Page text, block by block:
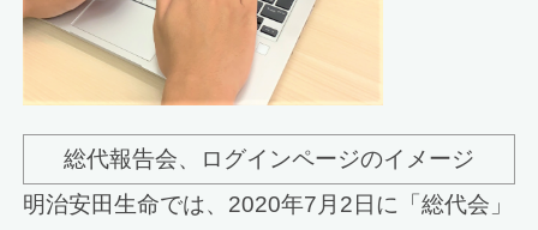
総代報告会、ログインページのイメージ
明治安田生命では、2020年7月2日に「総代会」